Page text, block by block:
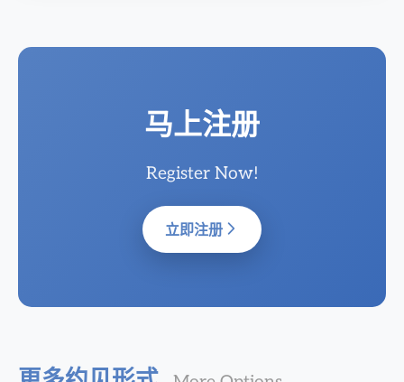
马上注册
Register Now!
立即注册